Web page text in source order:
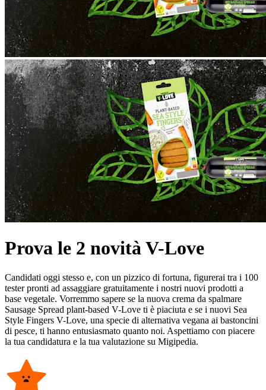
Prova le 2 novità V-Love
Candidati oggi stesso e, con un pizzico di fortuna, figurerai tra i 100
tester pronti ad assaggiare gratuitamente i nostri nuovi prodotti a
base vegetale. Vorremmo sapere se la nuova crema da spalmare
Sausage Spread plant-based V-Love ti è piaciuta e se i nuovi Sea
Style Fingers V-Love, una specie di alternativa vegana ai bastoncini
di pesce, ti hanno entusiasmato quanto noi. Aspettiamo con piacere
la tua candidatura e la tua valutazione su Migipedia.